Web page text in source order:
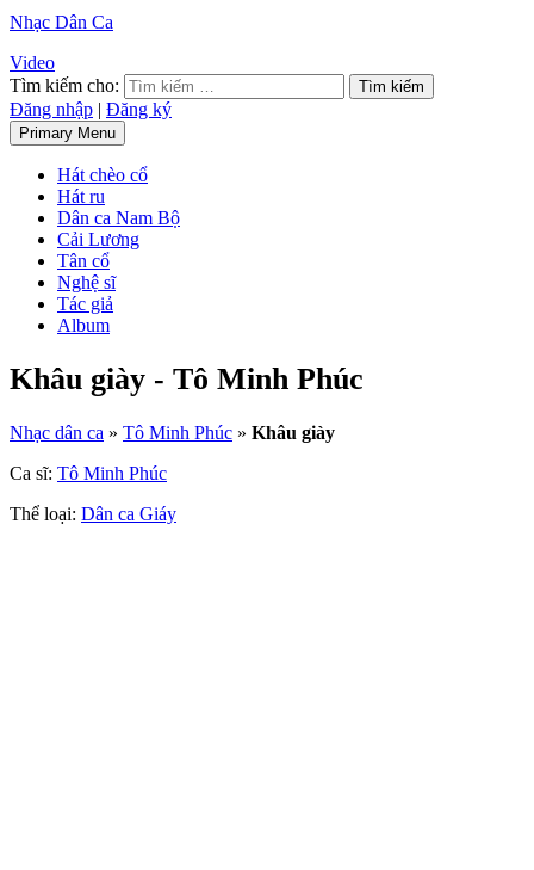
Nhạc Dân Ca
Video
Tìm kiếm cho:
Đăng nhập | Đăng ký
Primary Menu
Hát chèo cổ
Hát ru
Dân ca Nam Bộ
Cải Lương
Tân cổ
Nghệ sĩ
Tác giả
Album
Khâu giày - Tô Minh Phúc
Nhạc dân ca » Tô Minh Phúc » Khâu giày
Ca sĩ: Tô Minh Phúc
Thể loại: Dân ca Giáy